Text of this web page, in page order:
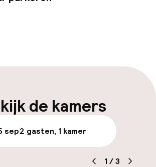
medewerkers
mobiliteit
parkeren
de kamers
sep2 gasten, 1 kamer
1 /3